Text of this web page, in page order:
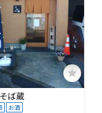
ば蔵
お酒